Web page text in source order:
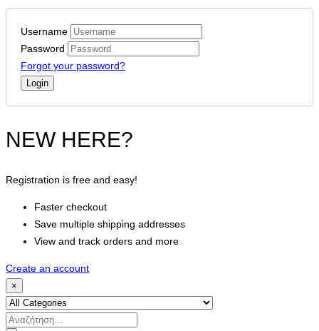
Username
Password
Forgot your password?
NEW HERE?
Registration is free and easy!
Faster checkout
Save multiple shipping addresses
View and track orders and more
Create an account
×
Search